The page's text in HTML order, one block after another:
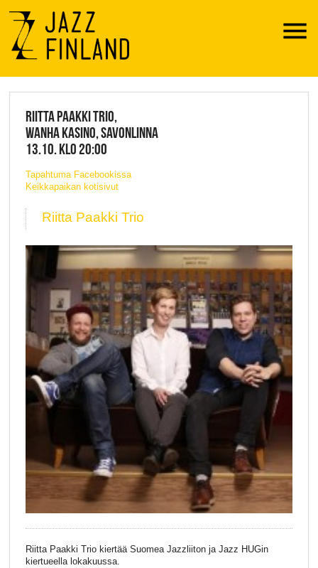
Menu
JAZZ FINLAND LIVE
RIITTA PAAKKI TRIO,
WANHA KASINO, SAVONLINNA
13.10. KLO 20:00
Tapahtuma Facebookissa
Keikkapaikan kotisivut
Riitta Paakki Trio
Riitta Paakki Trio kiertää Suomea Jazzliiton ja Jazz HUGin
kiertueella lokakuussa.